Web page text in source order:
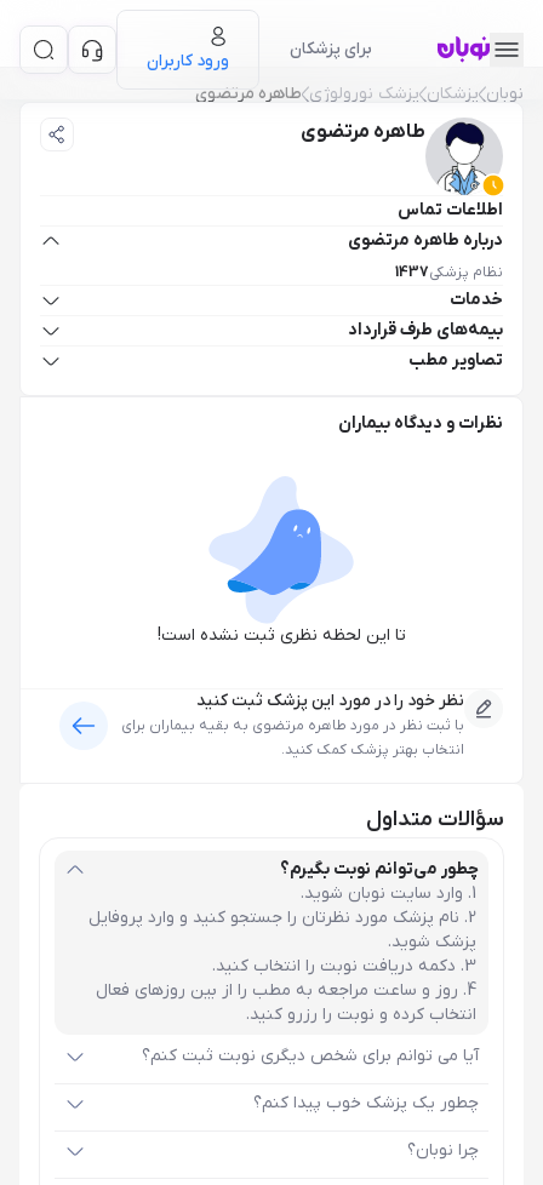
برای پزشکان
ورود کاربران
نوبان پزشکان پزشک نورولوژی طاهره مرتضوی
طاهره مرتضوی
اطلاعات تماس
درباره طاهره مرتضوی
نظام پزشکی1437
خدمات
بیمه‌های طرف قرارداد
تصاویر مطب
نظرات و دیدگاه بیماران
تا این لحظه نظری ثبت نشده است!
نظر خود را در مورد این پزشک ثبت کنید
با ثبت نظر در مورد طاهره مرتضوی به بقیه بیماران برای
انتخاب بهتر پزشک کمک کنید.
سؤالات متداول
چطور می‌توانم نوبت بگیرم؟
وارد سایت نوبان شوید.
نام پزشک مورد نظرتان را جستجو کنید و وارد پروفایل
پزشک شوید.
دکمه دریافت نوبت را انتخاب کنید.
روز و ساعت مراجعه به مطب را از بین روزهای فعال
انتخاب کرده و نوبت را رزرو کنید.
آیا می توانم برای شخص دیگری نوبت ثبت کنم؟
چطور یک پزشک خوب پیدا کنم؟
چرا نوبان؟